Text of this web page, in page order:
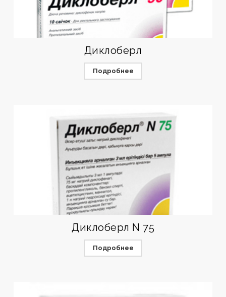
Диклоберл
Подробнее
Диклоберл N 75
Подробнее